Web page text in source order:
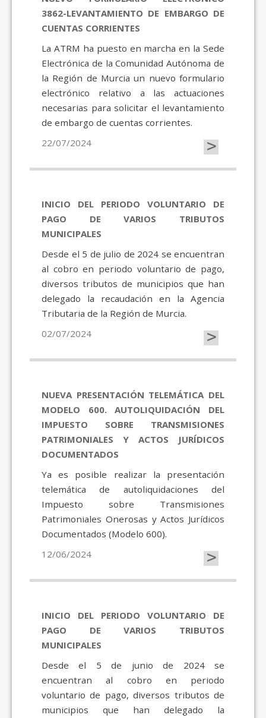
3862-LEVANTAMIENTO DE EMBARGO DE
CUENTAS CORRIENTES
La ATRM ha puesto en marcha en la Sede
Electrónica de la Comunidad Autónoma de
la Región de Murcia un nuevo formulario
electrónico relativo a las actuaciones
necesarias para solicitar el levantamiento
de embargo de cuentas corrientes.
22/07/2024
>
INICIO DEL PERIODO VOLUNTARIO DE
PAGO DE VARIOS TRIBUTOS
MUNICIPALES
Desde el 5 de julio de 2024 se encuentran
al cobro en periodo voluntario de pago,
diversos tributos de municipios que han
delegado la recaudación en la Agencia
Tributaria de la Región de Murcia.
02/07/2024
>
NUEVA PRESENTACIÓN TELEMÁTICA DEL
MODELO 600. AUTOLIQUIDACIÓN DEL
IMPUESTO SOBRE TRANSMISIONES
PATRIMONIALES Y ACTOS JURÍDICOS
DOCUMENTADOS
Ya es posible realizar la presentación
telemática de autoliquidaciones del
Impuesto sobre Transmisiones
Patrimoniales Onerosas y Actos Jurídicos
Documentados (Modelo 600).
12/06/2024
>
INICIO DEL PERIODO VOLUNTARIO DE
PAGO DE VARIOS TRIBUTOS
MUNICIPALES
Desde el 5 de junio de 2024 se
encuentran al cobro en periodo
voluntario de pago, diversos tributos de
municipios que han delegado la